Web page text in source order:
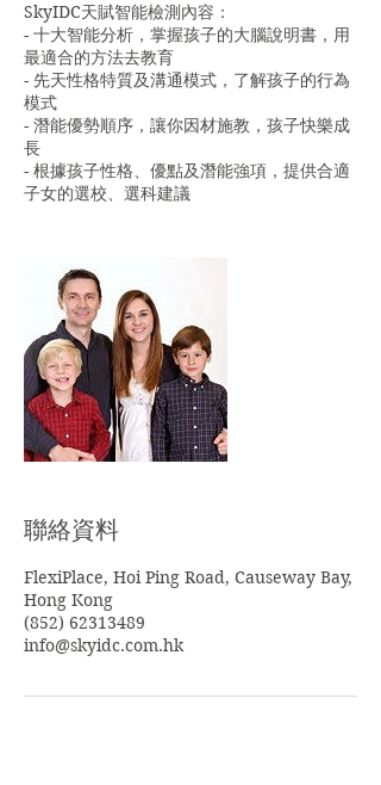
SkyIDC天賦智能檢測內容：
- 十大智能分析，掌握孩子的大腦說明書，用
最適合的方法去教育
- 先天性格特質及溝通模式，了解孩子的行為
模式
- 潛能優勢順序，讓你因材施教，孩子快樂成
長
- 根據孩子性格、優點及潛能強項，提供合適
子女的選校、選科建議
聯絡資料
FlexiPlace, Hoi Ping Road, Causeway Bay,
Hong Kong
(852) 62313489
info@skyidc.com.hk